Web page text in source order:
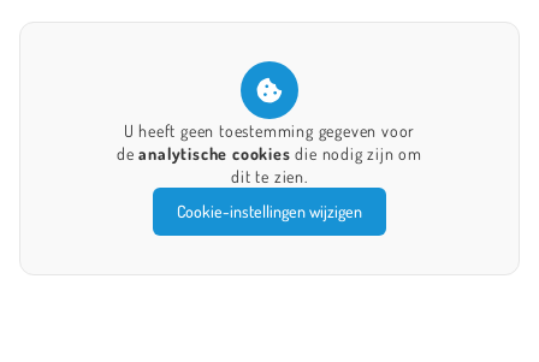
U heeft geen toestemming gegeven voor
deanalytische cookies die nodig zijn om
dit te zien.
Cookie-instellingen wijzigen